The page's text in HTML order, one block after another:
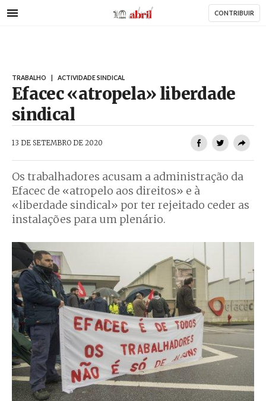
para
AbrilAbril CONTRIBUIR
TRABALHO ACTIVIDADE SINDICAL
Efacec «atropela» liberdade
sindical
13 DE SETEMBRO DE 2020
Os trabalhadores acusam a administração da
Efacec de «atropelo aos direitos» e à
«liberdade sindical» por ter rejeitado ceder as
instalações para um plenário.